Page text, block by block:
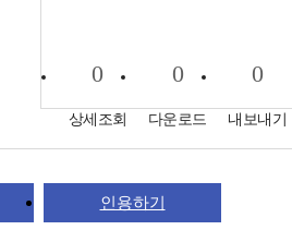
0
상세조회
0
다운로드
0
내보내기
인용하기